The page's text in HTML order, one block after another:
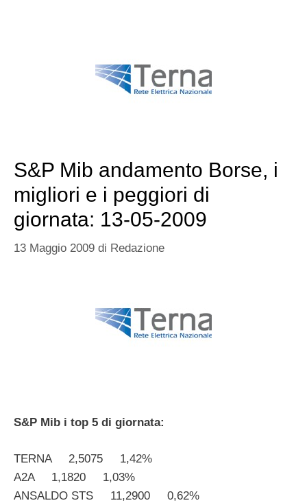
S&P Mib andamento Borse, i
migliori e i peggiori di
giornata: 13-05-2009
13 Maggio 2009 di Redazione
S&P Mib i top 5 di giornata:
TERNA 2,5075 1,42%
A2A 1,1820 1,03%
ANSALDO STS 11,2900 0,62%